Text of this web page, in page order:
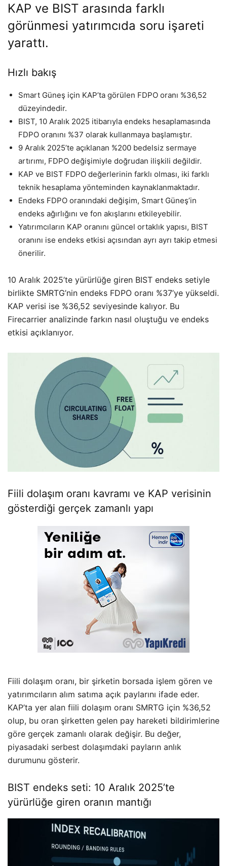
KAP ve BIST arasında farklı
görünmesi yatırımcıda soru işareti
yarattı.
Hızlı bakış
Smart Güneş için KAP’ta görülen FDPO oranı %36,52
düzeyindedir.
BIST, 10 Aralık 2025 itibarıyla endeks hesaplamasında
FDPO oranını %37 olarak kullanmaya başlamıştır.
9 Aralık 2025’te açıklanan %200 bedelsiz sermaye
artırımı, FDPO değişimiyle doğrudan ilişkili değildir.
KAP ve BIST FDPO değerlerinin farklı olması, iki farklı
teknik hesaplama yönteminden kaynaklanmaktadır.
Endeks FDPO oranındaki değişim, Smart Güneş’in
endeks ağırlığını ve fon akışlarını etkileyebilir.
Yatırımcıların KAP oranını güncel ortaklık yapısı, BIST
oranını ise endeks etkisi açısından ayrı ayrı takip etmesi
önerilir.
10 Aralık 2025’te yürürlüğe giren BIST endeks setiyle
birlikte SMRTG’nin endeks FDPO oranı %37’ye yükseldi.
KAP verisi ise %36,52 seviyesinde kalıyor. Bu
Firecarrier analizinde farkın nasıl oluştuğu ve endeks
etkisi açıklanıyor.
Fiili dolaşım oranı kavramı ve KAP verisinin
gösterdiği gerçek zamanlı yapı
Fiili dolaşım oranı, bir şirketin borsada işlem gören ve
yatırımcıların alım satıma açık paylarını ifade eder.
KAP’ta yer alan fiili dolaşım oranı SMRTG için %36,52
olup, bu oran şirketten gelen pay hareketi bildirimlerine
göre gerçek zamanlı olarak değişir. Bu değer,
piyasadaki serbest dolaşımdaki payların anlık
durumunu gösterir.
BIST endeks seti: 10 Aralık 2025’te
yürürlüğe giren oranın mantığı